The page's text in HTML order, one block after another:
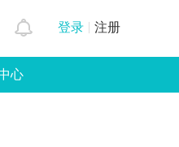
登录 注册
心